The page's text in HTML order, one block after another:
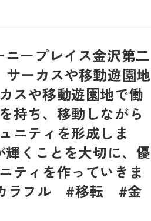
ープレイス金沢第二
ーカスや移動遊園地
スや移動遊園地で働
持ち、移動しながら
ニティを形成しま
くことを大切に、優
ティを作っていきま
カラフル #移転 #金